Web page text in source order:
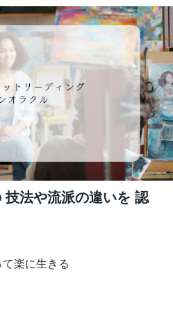
法や流派の違いを 認
楽に生きる